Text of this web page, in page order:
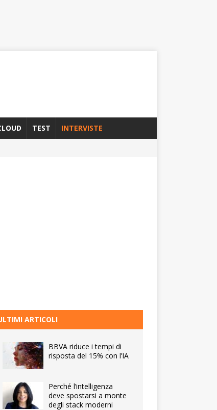
TEST INTERVISTE
ARTICOLI
BBVA riduce i tempi di
risposta del 15% con l’IA
Perché l’intelligenza
deve spostarsi a monte
degli stack moderni